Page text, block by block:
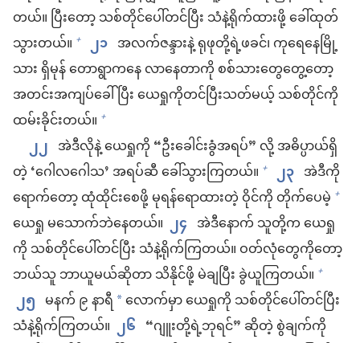
တယ်။ ပြီးတော့ သစ်တိုင်ပေါ်တင်ပြီး သံနဲ့ရိုက်ထားဖို့ ခေါ်ထုတ်
သွားတယ်။ + ၂၁ အလက်ဇန္ဒားနဲ့ ရုဖုတို့ရဲ့ဖခင်၊ ကုရေနေမြို့
သား ရှိမုန် တောရွာကနေ လာနေတာကို စစ်သားတွေတွေ့တော့
အတင်းအကျပ်ခေါ်ပြီး ယေရှုကိုတင်ပြီးသတ်မယ့် သစ်တိုင်ကို
ထမ်းခိုင်းတယ်။ +
၂၂ အဲဒီလိုနဲ့ ယေရှုကို “ဦးခေါင်းခွံအရပ်” လို့ အဓိပ္ပာယ်ရှိ
တဲ့ ‘ဂေါလဂေါသ’ အရပ်ဆီ ခေါ်သွားကြတယ်။ + ၂၃ အဲဒီကို
ရောက်တော့ ထုံထိုင်းစေဖို့ မုရန်ရောထားတဲ့ ဝိုင်ကို တိုက်ပေမဲ့ +
ယေရှု မသောက်ဘဲနေတယ်။ ၂၄ အဲဒီနောက် သူတို့က ယေရှု
ကို သစ်တိုင်ပေါ်တင်ပြီး သံနဲ့ရိုက်ကြတယ်။ ဝတ်လုံတွေကိုတော့
ဘယ်သူ ဘာယူမယ်ဆိုတာ သိနိုင်ဖို့ မဲချပြီး ခွဲယူကြတယ်။ +
၂၅ မနက် ၉ နာရီ *လောက်မှာ ယေရှုကို သစ်တိုင်ပေါ်တင်ပြီး
သံနဲ့ရိုက်ကြတယ်။ ၂၆ “ဂျူးတို့ရဲ့ဘုရင်” ဆိုတဲ့ စွဲချက်ကို